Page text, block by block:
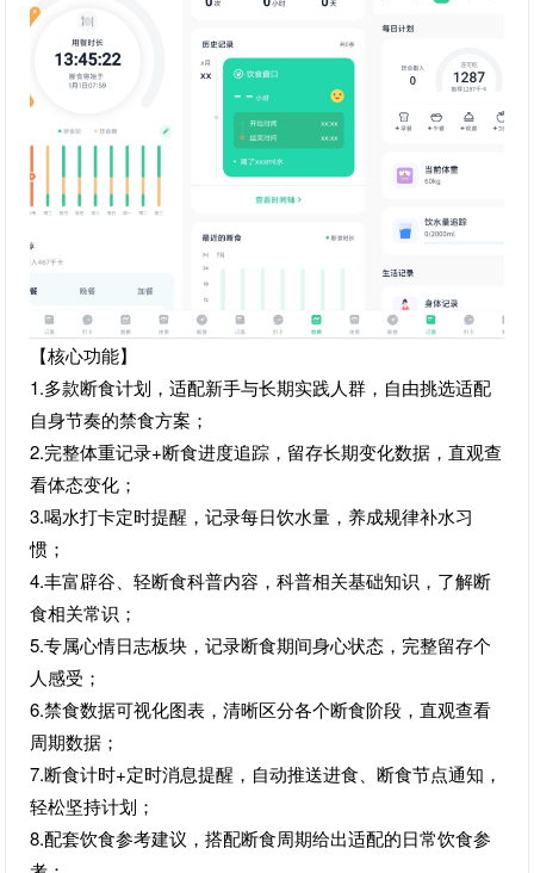
【核心功能】
1.多款断食计划，适配新手与长期实践人群，自由挑选适配
自身节奏的禁食方案；
2.完整体重记录+断食进度追踪，留存长期变化数据，直观查
看体态变化；
3.喝水打卡定时提醒，记录每日饮水量，养成规律补水习
惯；
4.丰富辟谷、轻断食科普内容，科普相关基础知识，了解断
食相关常识；
5.专属心情日志板块，记录断食期间身心状态，完整留存个
人感受；
6.禁食数据可视化图表，清晰区分各个断食阶段，直观查看
周期数据；
7.断食计时+定时消息提醒，自动推送进食、断食节点通知，
轻松坚持计划；
8.配套饮食参考建议，搭配断食周期给出适配的日常饮食参